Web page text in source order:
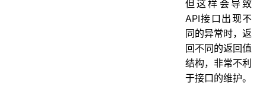
但这样会导致
API接口出现不
同的异常时，返
回不同的返回值
结构，非常不利
于接口的维护。